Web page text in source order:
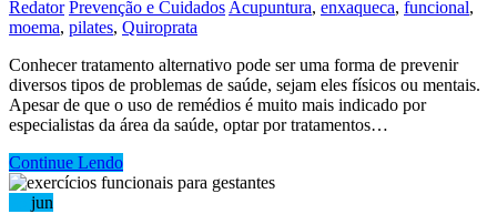
Redator Prevenção e Cuidados Acupuntura, enxaqueca, funcional,
moema, pilates, Quiroprata
Conhecer tratamento alternativo pode ser uma forma de prevenir
diversos tipos de problemas de saúde, sejam eles físicos ou mentais.
Apesar de que o uso de remédios é muito mais indicado por
especialistas da área da saúde, optar por tratamentos…
Continue Lendo
jun